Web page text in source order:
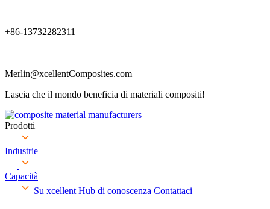
+86-13732282311
Merlin@xcellentComposites.com
Lascia che il mondo beneficia di materiali compositi!
Prodotti
Industrie
Capacità
Su xcellent Hub di conoscenza Contattaci